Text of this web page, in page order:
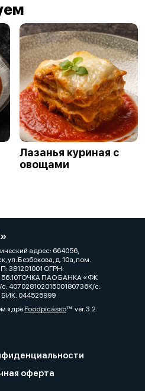
Лазанья куриная с
овощами
адрес: 664056,
ул. Безбокова, д. 10а, пом.
381201001 ОГРН:
56.10ТОЧКА ПАО БАНКА «ФК
40702810201500180736К/с:
БИК: 044525999
ядреFoodpicássover. 3.2
оферта